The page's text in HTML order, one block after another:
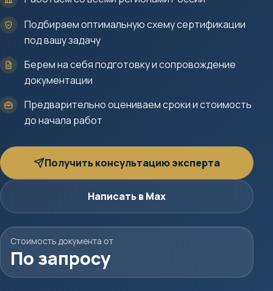
Подбираем оптимальную схему сертификации
под вашу задачу
Берем на себя подготовку и сопровождение
документации
Предварительно оцениваем сроки и стоимость
до начала работ
Получить консультацию эксперта
Написать в Max
Стоимость документа от
По запросу